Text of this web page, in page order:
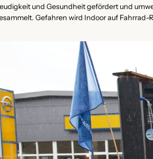
und Gesundheit gefördert und
Gefahren wird Indoor auf Fahrrad-